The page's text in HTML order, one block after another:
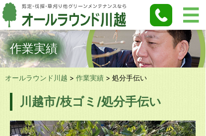
作業実績
オールラウンド川越 > 作業実績 > 処分手伝い
川越市/枝ゴミ/処分手伝い